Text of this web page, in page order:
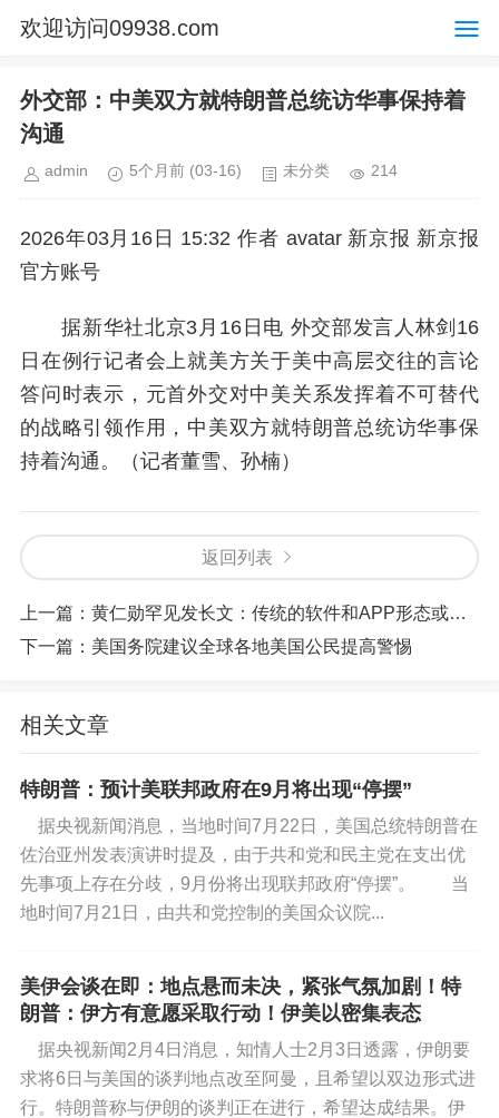
欢迎访问09938.com
外交部：中美双方就特朗普总统访华事保持着
沟通
admin 5个月前 (03-16) 未分类 214
2026年03月16日 15:32 作者 avatar 新京报 新京报
官方账号
据新华社北京3月16日电 外交部发言人林剑16
日在例行记者会上就美方关于美中高层交往的言论
答问时表示，元首外交对中美关系发挥着不可替代
的战略引领作用，中美双方就特朗普总统访华事保
持着沟通。（记者董雪、孙楠）
返回列表
上一篇： 黄仁勋罕见发长文：传统的软件和APP形态或将消失
下一篇： 美国务院建议全球各地美国公民提高警惕
相关文章
特朗普：预计美联邦政府在9月将出现“停摆”
据央视新闻消息，当地时间7月22日，美国总统特朗普在
佐治亚州发表演讲时提及，由于共和党和民主党在支出优
先事项上存在分歧，9月份将出现联邦政府“停摆”。 当
地时间7月21日，由共和党控制的美国众议院...
美伊会谈在即：地点悬而未决，紧张气氛加剧！特
朗普：伊方有意愿采取行动！伊美以密集表态
据央视新闻2月4日消息，知情人士2月3日透露，伊朗要
求将6日与美国的谈判地点改至阿曼，且希望以双边形式进
行。特朗普称与伊朗的谈判正在进行，希望达成结果。伊